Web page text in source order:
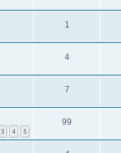
1
4
7
3 4 5
99